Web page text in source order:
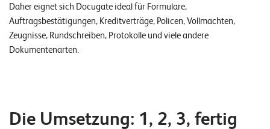
t
i
o
Daher eignet sich Docugate ideal für Formulare,
Auftragsbestätigungen, Kreditverträge, Policen, Vollmachten,
Zeugnisse, Rundschreiben, Protokolle und viele andere
Dokumentenarten.
Die Umsetzung: 1, 2, 3, fertig